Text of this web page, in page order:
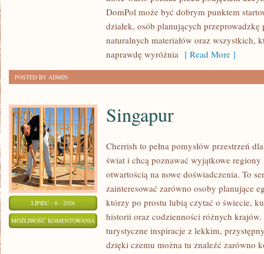
WYKOŃCZENIA
DomPol może być dobrym punktem
działek, osób planujących
naturalnych materiałów oraz wszystkich,
naprawdę wyróżnia [ Read More ]
POSTED BY ADMIN
LIPIEC - 6 - 2026
MOŻLIWOŚĆ KOMENTOWANIA SINGAPUR
Singapur
Cherrish to pełna pomysłów przestrzeń
świat i chcą poznawać wyjątkowe
otwartością na nowe doświadczenia. To
zainteresować zarówno osoby planujące
którzy po prostu lubią czytać o świecie,
historii oraz codzienności różnych krajów.
turystyczne inspiracje z lekkim,
dzięki czemu można tu znaleźć zarówno